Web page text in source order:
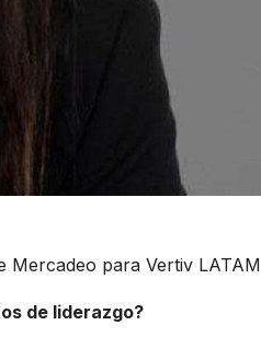
Mercadeo para Vertiv LATAM
de liderazgo?